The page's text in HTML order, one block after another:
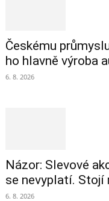
Českému
ho hlavně výroba
6. 8. 2026
Názor: Slevové
se nevyplatí. Stojí
6. 8. 2026